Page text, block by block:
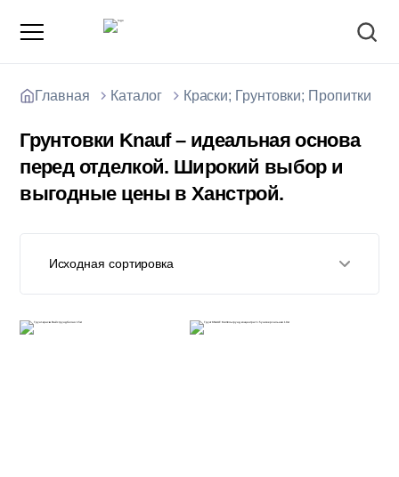
Зарядные станции для электромобилей
О компании
Отзывы покупателей
Вакансии
Главная Каталог Краски; Грунтовки; Пропитки
Грунтовки Knauf – идеальная основа
перед отделкой. Широкий выбор и
выгодные цены в Ханстрой.
Исходная сортировка